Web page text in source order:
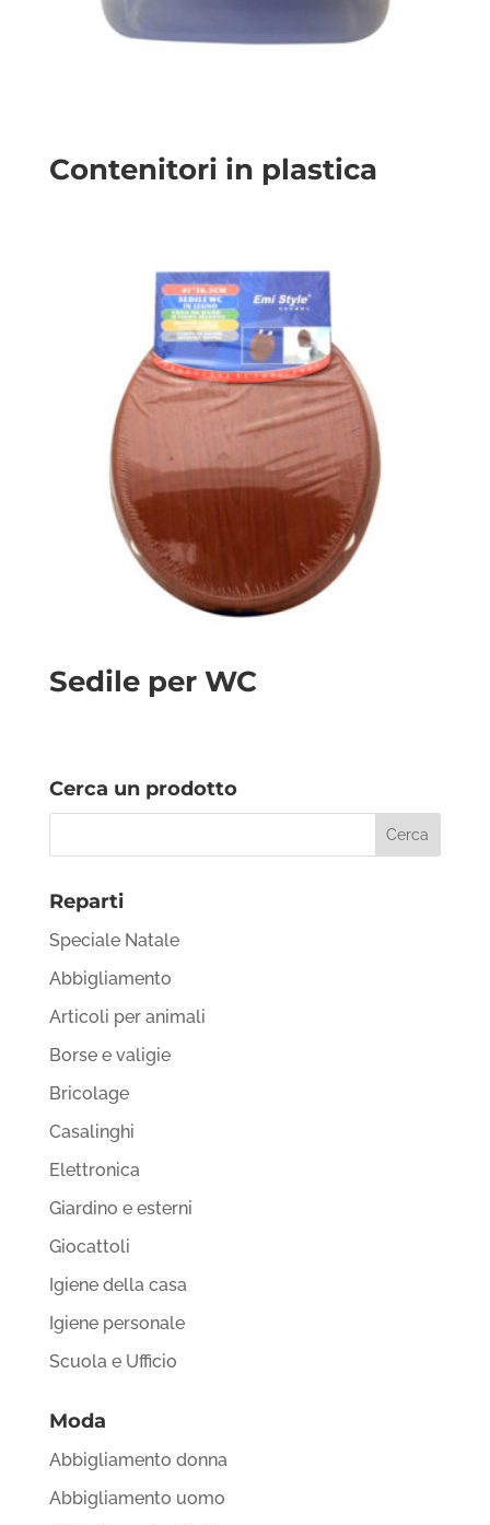
Contenitori in plastica
Sedile per WC
Cerca un prodotto
Reparti
Speciale Natale
Abbigliamento
Articoli per animali
Borse e valigie
Bricolage
Casalinghi
Elettronica
Giardino e esterni
Giocattoli
Igiene della casa
Igiene personale
Scuola e Ufficio
Moda
Abbigliamento donna
Abbigliamento uomo